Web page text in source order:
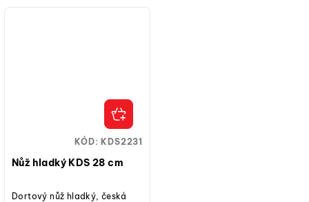
Nůž hladký KDS 28 cm
Dortový nůž hladký, česká
KÓD: KDS2231